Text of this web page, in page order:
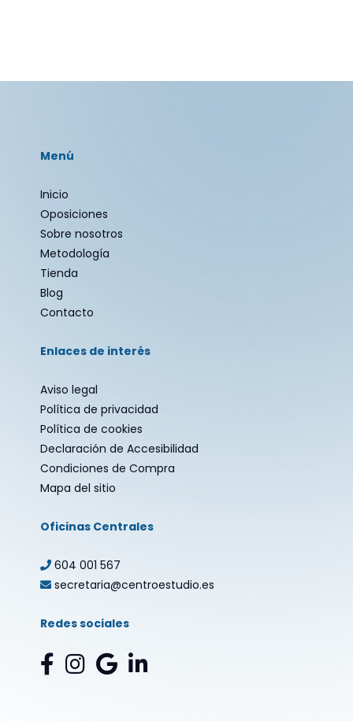
Menú
Inicio
Oposiciones
Sobre nosotros
Metodología
Tienda
Blog
Contacto
Enlaces de interés
Aviso legal
Política de privacidad
Política de cookies
Declaración de Accesibilidad
Condiciones de Compra
Mapa del sitio
Oficinas Centrales
604 001 567
secretaria@centroestudio.es
Redes sociales